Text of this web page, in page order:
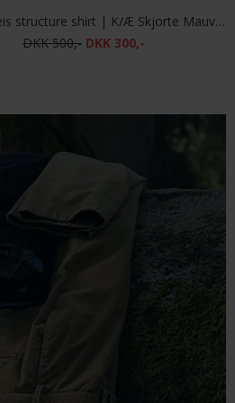
Signal - Teis structure shirt | K/Æ Skjorte Mauve Rose
DKK 500,- DKK 300,-